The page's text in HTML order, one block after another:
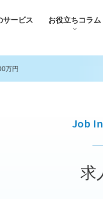
サービス お役⽴ちコラム
万円
Job
求